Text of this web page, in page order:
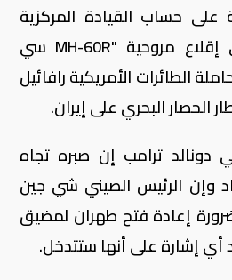
حساب القيادة المركزية
الأمريكية، مشيرة إلى إقلاع مروحية "MH-60R سي
الطائرات الأمريكية رافائيل
دونالد ترامب إن صبره تجاه
وإن الرئيس الصيني شي جين
إعادة فتح طهران لمضيق
أي إشارة على أنها ستتدخل.